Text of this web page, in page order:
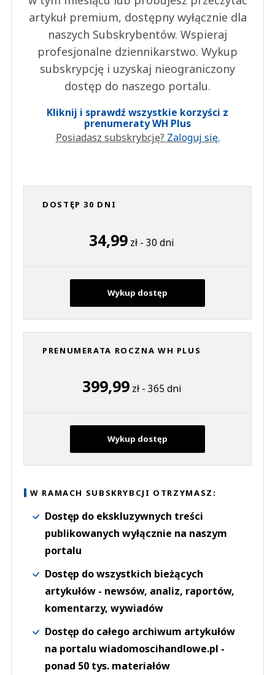
artykuł premium, dostępny wyłącznie dla
naszych Subskrybentów. Wspieraj
profesjonalne dziennikarstwo. Wykup
subskrypcję i uzyskaj nieograniczony
dostęp do naszego portalu.
Kliknij i sprawdź wszystkie korzyści z
prenumeraty WH Plus
Posiadasz subskrybcję? Zaloguj się.
DOSTĘP 30 DNI
34,99 zł - 30 dni
Wykup dostęp
PRENUMERATA ROCZNA WH PLUS
399,99zł - 365 dni
Wykup dostęp
W RAMACH SUBSKRYBCJI OTRZYMASZ:
Dostęp do ekskluzywnych treści
publikowanych wyłącznie na naszym
portalu
Dostęp do wszystkich bieżących
artykułów - newsów, analiz, raportów,
komentarzy, wywiadów
Dostęp do całego archiwum artykułów
na portalu wiadomoscihandlowe.pl -
ponad 50 tys. materiałów